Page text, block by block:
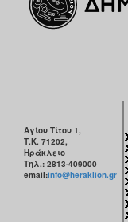
Αγίου Τίτου 1,
Τ.Κ. 71202,
Ηράκλειο
Τηλ.: 2813-409000
email:info@heraklion.gr